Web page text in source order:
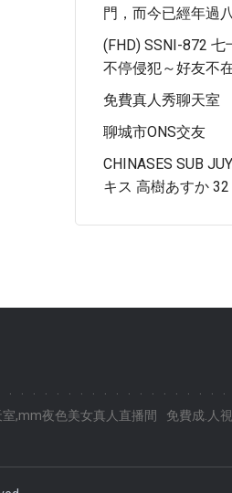
門，而今已經年過
(FHD) SSNI-872
不停侵犯～好友不
免費真人秀聊天室
聊城市ONS交友
CHINASES SUB
キス 高樹あすか 32
室,mm夜色美女真人直播間 免費成.人